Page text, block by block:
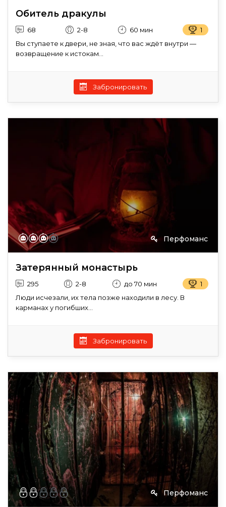
Обитель дракулы
68 2-8 60 мин
1
Вы ступаете к двери, не зная, что вас ждёт внутри —
возвращение к истокам...
Забронировать
Перфоманс
Затерянный монастырь
295 2-8 до 70 мин
1
Люди исчезали, их тела позже находили в лесу. В
карманах у погибших...
Забронировать
Перфоманс